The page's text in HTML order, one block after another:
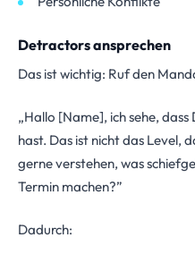
Detractors ansprechen
Das ist wichtig: Ruf den
„Hallo [Name], ich sehe,
hast. Das ist nicht das Level,
gerne verstehen, was
Termin machen?”
Dadurch: